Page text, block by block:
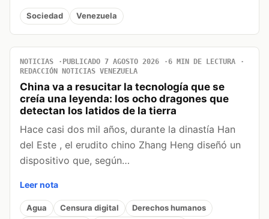
Sociedad Venezuela
NOTICIAS PUBLICADO 7 AGOSTO 2026
6 MIN DE LECTURA
REDACCIÓN NOTICIAS VENEZUELA
China va a resucitar la tecnología que se
creía una leyenda: los ocho dragones que
detectan los latidos de la tierra
Hace casi dos mil años, durante la dinastía Han
del Este , el erudito chino Zhang Heng diseñó un
dispositivo que, según…
Leer nota
Agua Censura digital
Derechos humanos